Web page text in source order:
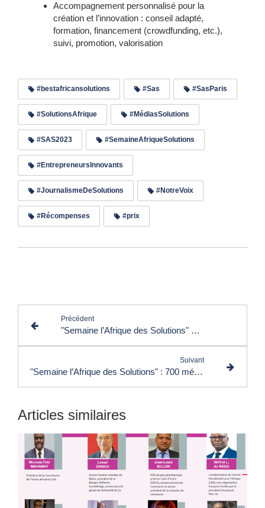
Accompagnement personnalisé pour la
création et l’innovation : conseil adapté,
formation, financement (crowdfunding, etc.),
suivi, promotion, valorisation
#bestafricansolutions #Sas #SasParis
#SolutionsAfrique #MédiasSolutions
#SAS2023 #SemaineAfriqueSolutions
#EntrepreneursInnovants
#JournalismeDeSolutions #NotreVoix
#Récompenses #prix
Précédent
"Semaine l’Afrique des Solutions" en octobre : 100 personnalités publiques élevées au rang d’Ambassadeurs Africains de Solutions
Suivant
"Semaine l’Afrique des Solutions" : 700 médias et journalistes mobilisés pour des informations qui donnent envie d’agir
Articles similaires